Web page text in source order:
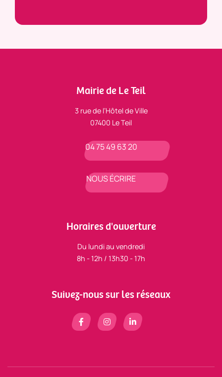
Mairie de Le Teil
3 rue de l’Hôtel de Ville
07400 Le Teil
04 75 49 63 20
NOUS ÉCRIRE
Horaires d'ouverture
Du lundi au vendredi
8h - 12h / 13h30 - 17h
Suivez-nous sur les réseaux